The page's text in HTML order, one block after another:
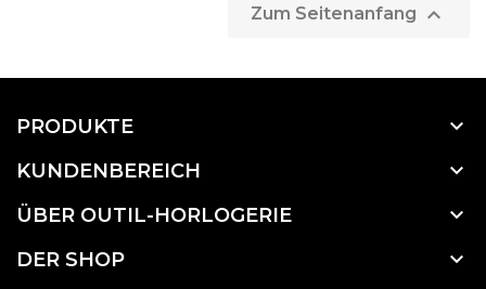
Zum Seitenanfang 
PRODUKTE 
KUNDENBEREICH 
ÜBER OUTIL-HORLOGERIE 
DER SHOP 